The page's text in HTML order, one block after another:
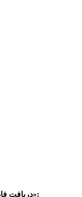
دریافت فایل «دستورالعمل اجرایی آزمونهای جسمانی»: